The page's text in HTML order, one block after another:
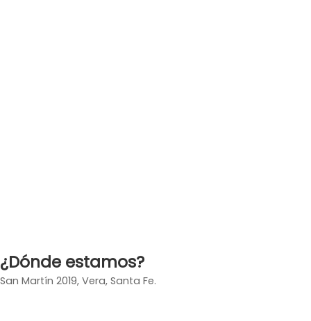
¿Dónde estamos?
San Martín 2019, Vera, Santa Fe.